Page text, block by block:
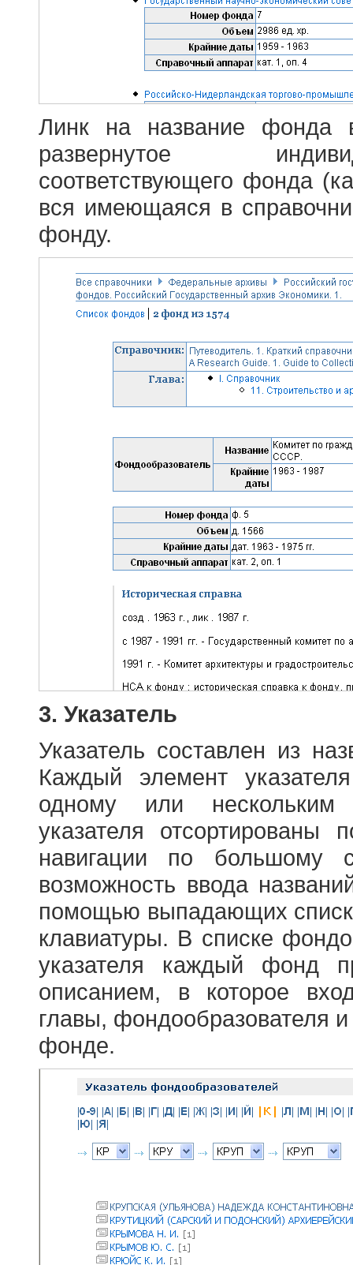
Линк на название фонда
развернутое
соответствующего фонда
вся имеющаяся в
фонду.
3. Указатель
Указатель составлен из
Каждый элемент
одному или
указателя отсортированы
навигации по большому
возможность ввода
помощью выпадающих
клавиатуры. В списке
указателя каждый фонд
описанием, в которое
главы, фондообразователя
фонде.